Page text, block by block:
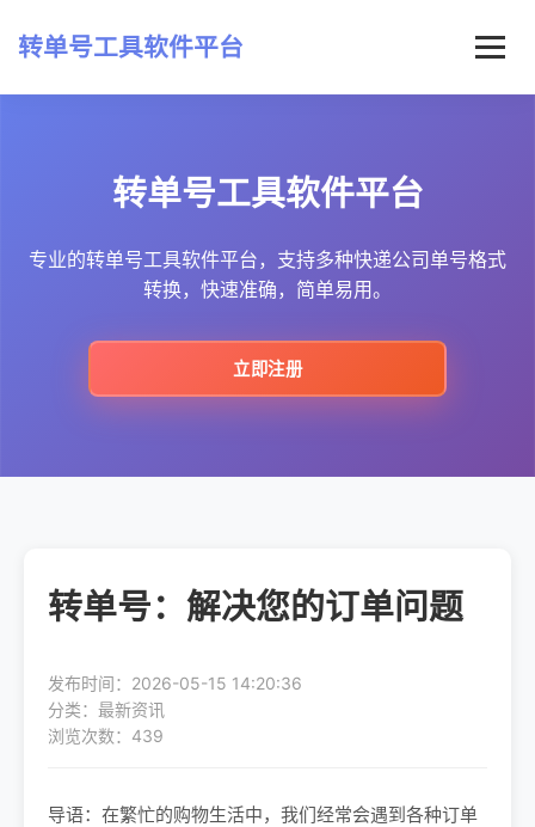
转单号工具软件平台
常见问题
最新资讯
转单号工具软件平台
专业的转单号工具软件平台，支持多种快递公司单号格式
转换，快速准确，简单易用。
立即注册
转单号：解决您的订单问题
发布时间：2026-05-15 14:20:36
分类：最新资讯
浏览次数：439
导语：在繁忙的购物生活中，我们经常会遇到各种订单